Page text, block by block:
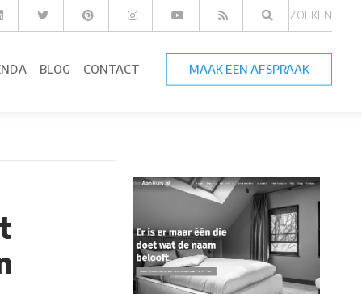
ZOEKEN
BLOG CONTACT MAAK EEN AFSPRAAK